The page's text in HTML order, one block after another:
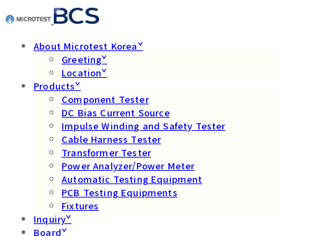
About Microtest Koreaˇ
Greetingˇ
Locationˇ
Productsˇ
Component Tester
DC Bias Current Source
Impulse Winding and Safety Tester
Cable Harness Tester
Transformer Tester
Power Analyzer/Power Meter
Automatic Testing Equipment
PCB Testing Equipments
Fixtures
Inquiryˇ
Boardˇ